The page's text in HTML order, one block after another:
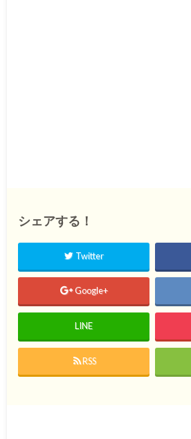
シェアする！
Twitter
Google+
LINE
RSS